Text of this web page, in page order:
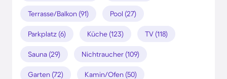
Terrasse/Balkon (91) Pool (27)
Parkplatz (6) Küche (123) TV (118)
Sauna (29) Nichtraucher (109)
Garten (72) Kamin/Ofen (50)